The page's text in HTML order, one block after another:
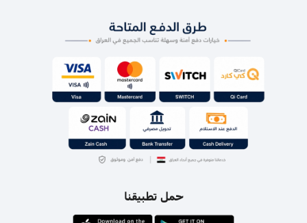
حمل تطبيقنا